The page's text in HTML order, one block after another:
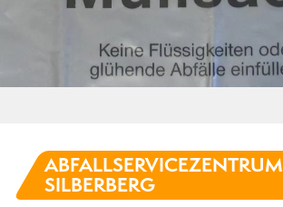
ABFALLSERVICE­ZENTRUM
SILBERBERG